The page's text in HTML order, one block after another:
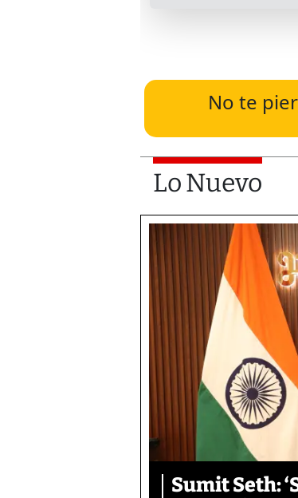
No te
Lo Nuevo
Sumit Seth: